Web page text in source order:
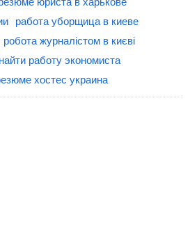
работа уборщица в киеве
робота журналістом в києві
найти работу экономиста
хостес украина